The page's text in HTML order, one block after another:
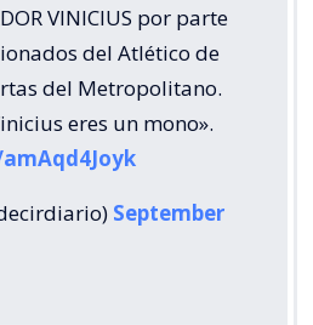
VINICIUS por parte
del Atlético de
del Metropolitano.
eres un mono».
September